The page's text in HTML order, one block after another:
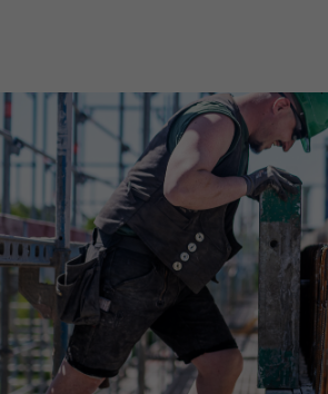
Impressum
Datenschutz
Barrierefreiheitserklärung